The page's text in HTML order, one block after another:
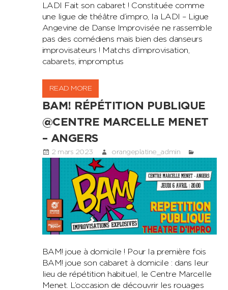
LADI Fait son cabaret ! Constituée comme
une ligue de théâtre d’impro, la LADI – Ligue
Angevine de Danse Improvisée ne rassemble
pas des comédiens mais bien des danseurs
improvisateurs ! Matchs d’improvisation,
cabarets, impromptus
READ MORE
BAM! RÉPÉTITION PUBLIQUE
@CENTRE MARCELLE MENET
– ANGERS
2 mars 2023 orangeplatine_admin
BAM! joue à domicile ! Pour la première fois
BAM! joue son cabaret à domicile : dans leur
lieu de répétition habituel, le Centre Marcelle
Menet. L’occasion de découvrir les rouages